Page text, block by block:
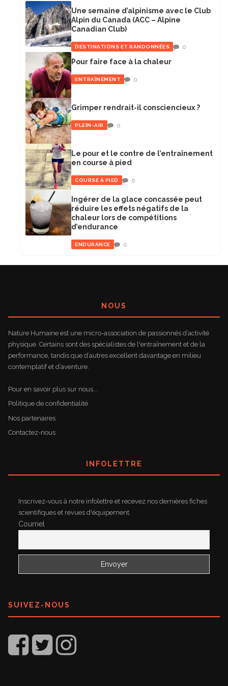
Une semaine d’alpinisme avec le Club
Alpin du Canada (ACC – Alpine
Canadian Club)
DESTINATIONS ET RANDONNÉES 0
Pour faire face à la chaleur
ENTRAÎNEMENT 0
Grimper rendrait-il consciencieux ?
PLEIN-AIR 0
Le pour et le contre de l’entraînement
en course à pied
COURSE À PIED 0
Ingérer de la glace concassée peut
réduire les effets négatifs de la
chaleur lors de compétitions
d’endurance
ENDURANCE 0
NOUS
Nature Humaine est une micro-association de passionnés d’activité
physique. Certains sont des spécialistes de l'entraînement et de la
performance, tandis que d’autres excellent davantage en milieu
contemplatif et d’aventure.
Pour en savoir plus sur nous...
Politique de confidentialité
Nos partenaires
Contactez-nous
INFOLETTRE
Inscrivez-vous à notre infolettre et recevez nos dernières fiches
scientifiques et revues d'équipement.
Courriel
SUIVEZ-NOUS